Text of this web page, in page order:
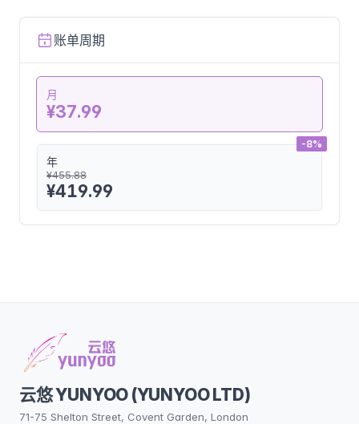
账单周期
月
¥37.99
年
¥455.88
¥419.99
-8%
云悠 YUNYOO (YUNYOO LTD)
71-75 Shelton Street, Covent Garden, London